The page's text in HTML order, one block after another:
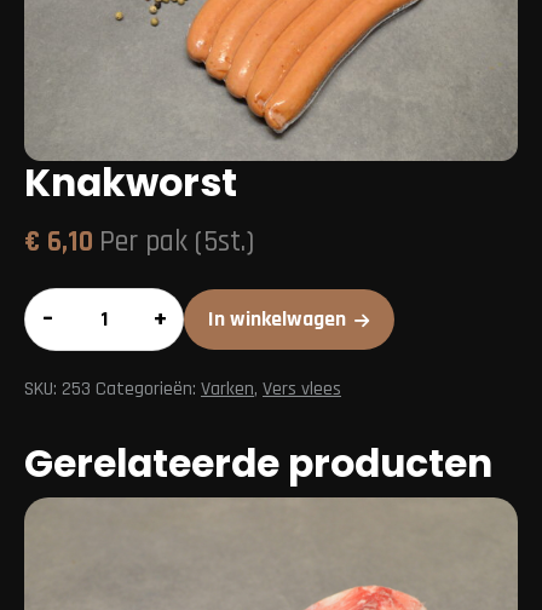
Knakworst
€ 6,10 Per pak (5st.)
Knakworst
aantal
– + In winkelwagen
SKU: 253 Categorieën: Varken, Vers vlees
Gerelateerde producten